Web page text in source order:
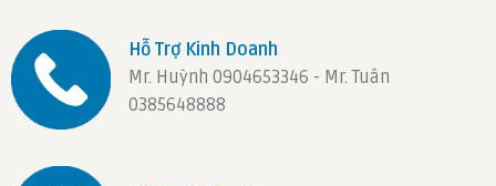
Hỗ Trợ Kinh Doanh
Mr. Huỳnh 0904653346 - Mr. Tuân
0385648888